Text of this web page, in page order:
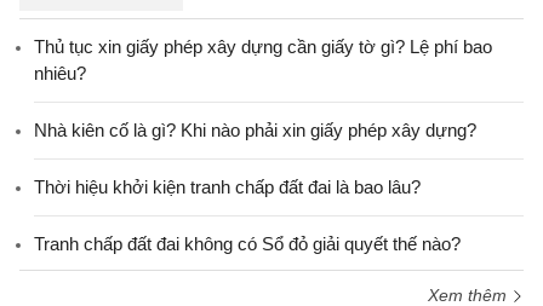
Thủ tục xin giấy phép xây dựng cần giấy tờ gì? Lệ phí bao
nhiêu?
Nhà kiên cố là gì? Khi nào phải xin giấy phép xây dựng?
Thời hiệu khởi kiện tranh chấp đất đai là bao lâu?
Tranh chấp đất đai không có Sổ đỏ giải quyết thế nào?
Xem thêm